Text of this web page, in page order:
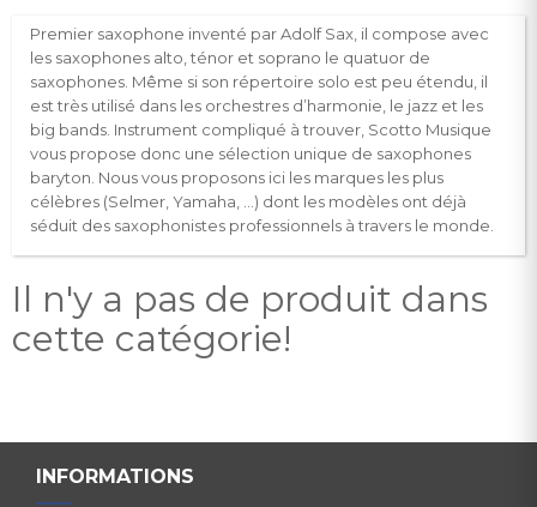
Premier saxophone inventé par Adolf Sax, il compose avec
les saxophones alto, ténor et soprano le quatuor de
saxophones. Même si son répertoire solo est peu étendu, il
est très utilisé dans les orchestres d’harmonie, le jazz et les
big bands. Instrument compliqué à trouver, Scotto Musique
vous propose donc une sélection unique de saxophones
baryton. Nous vous proposons ici les marques les plus
célèbres (Selmer, Yamaha, …) dont les modèles ont déjà
séduit des saxophonistes professionnels à travers le monde.
Il n'y a pas de produit dans
cette catégorie!
INFORMATIONS